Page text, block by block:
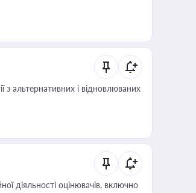
альтернативних і відновлюваних
діяльності оцінювачів, включно